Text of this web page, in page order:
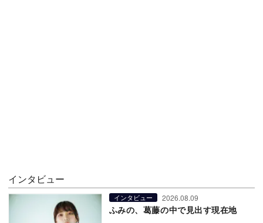
インタビュー
インタビュー 2026.08.09
ふみの、葛藤の中で見出す現在地